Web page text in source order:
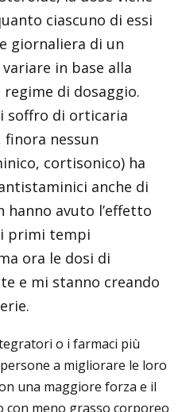
ciascuno di essi
giornaliera di un
in base alla
di dosaggio.
soffro di orticaria
nessun
cortisonico) ha
anche di
hanno avuto l’effetto
primi tempi
ora le dosi di
e mi stanno creando
o i farmaci più
a migliorare le loro
una maggiore forza e il
con meno grasso corporeo